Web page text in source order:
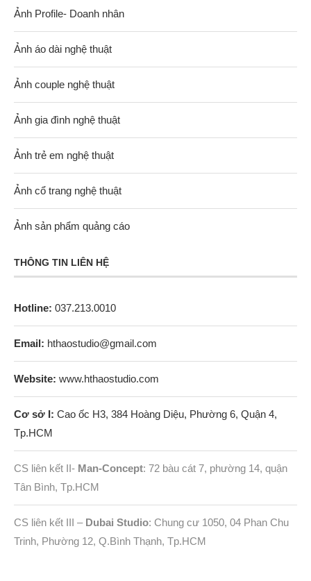
Ảnh Profile- Doanh nhân
Ảnh áo dài nghệ thuật
Ảnh couple nghệ thuật
Ảnh gia đình nghệ thuật
Ảnh trẻ em nghệ thuật
Ảnh cổ trang nghệ thuật
Ảnh sản phẩm quảng cáo
THÔNG TIN LIÊN HỆ
Hotline: 037.213.0010
Email: hthaostudio@gmail.com
Website: www.hthaostudio.com
Cơ sở I: Cao ốc H3, 384 Hoàng Diệu, Phường 6, Quận 4,
Tp.HCM
CS liên kết II- Man-Concept: 72 bàu cát 7, phường 14, quận
Tân Bình, Tp.HCM
CS liên kết III – Dubai Studio: Chung cư 1050, 04 Phan Chu
Trinh, Phường 12, Q.Bình Thạnh, Tp.HCM